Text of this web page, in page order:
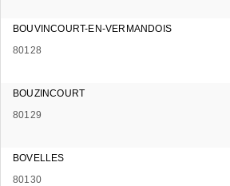
BOUVINCOURT-EN-VERMANDOIS
80128
BOUZINCOURT
80129
BOVELLES
80130